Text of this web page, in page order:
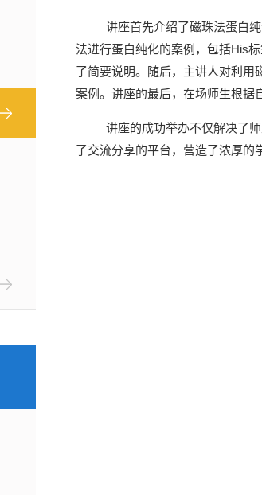
讲座首先介绍了磁珠法蛋白
法进行蛋白纯化的案例，包括His
了简要说明。随后，主讲人对利用
案例。讲座的最后，在场师生根据
讲座的成功举办不仅解决了
了交流分享的平台，营造了浓厚的